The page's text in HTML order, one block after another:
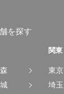
を探す
関東
東京
埼玉